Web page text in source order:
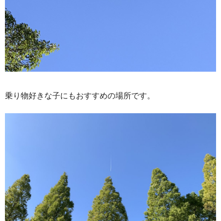
乗り物好きな子にもおすすめの場所です。